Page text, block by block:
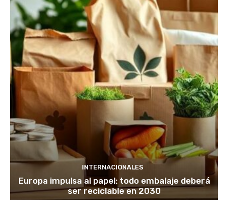
INTERNACIONALES
Europa impulsa al papel: todo embalaje deberá
ser reciclable en 2030